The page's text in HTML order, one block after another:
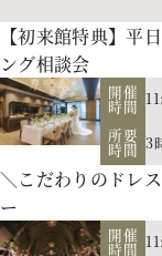
【初来館特典】平
ング相談会
開催
時間
所要
時間 3
＼こだわりのドレ
ー
開催
時間